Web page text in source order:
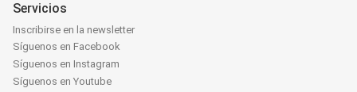
Servicios
Inscribirse en la newsletter
Síguenos en Facebook
Síguenos en Instagram
Síguenos en Youtube